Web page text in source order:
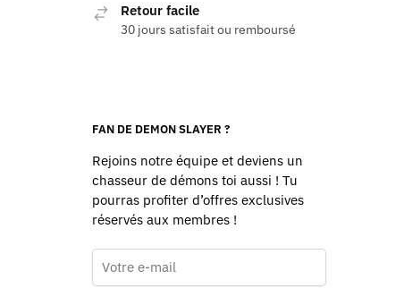
Retour facile
30 jours satisfait ou remboursé
FAN DE DEMON SLAYER ?
Rejoins notre équipe et deviens un
chasseur de démons toi aussi ! Tu
pourras profiter d’offres exclusives
réservés aux membres !